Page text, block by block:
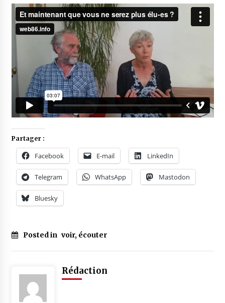
Partager :
Facebook E-mail LinkedIn
Telegram WhatsApp Mastodon
Bluesky
Posted in voir, écouter
Rédaction